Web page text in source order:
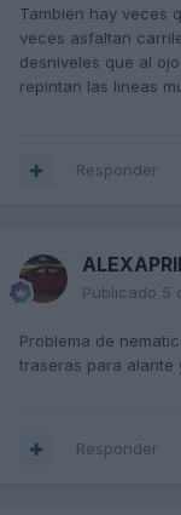
Tambien hay veces
veces asfaltan
desniveles que al
repintan las lineas
Responder
Publicado 5
Problema de
traseras para alante
Responder